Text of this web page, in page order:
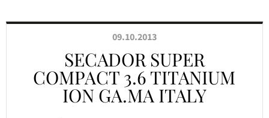
09.10.2013
SECADOR SUPER
COMPACT 3.6 TITANIUM
ION GA.MA ITALY